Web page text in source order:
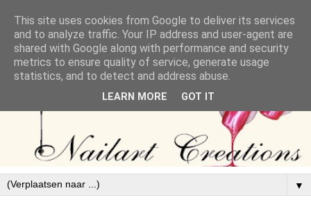
▼
This site uses cookies from Google to deliver its services
and to analyze traffic. Your IP address and user-agent are
shared with Google along with performance and security
metrics to ensure quality of service, generate usage
statistics, and to detect and address abuse.
LEARN MORE GOT IT